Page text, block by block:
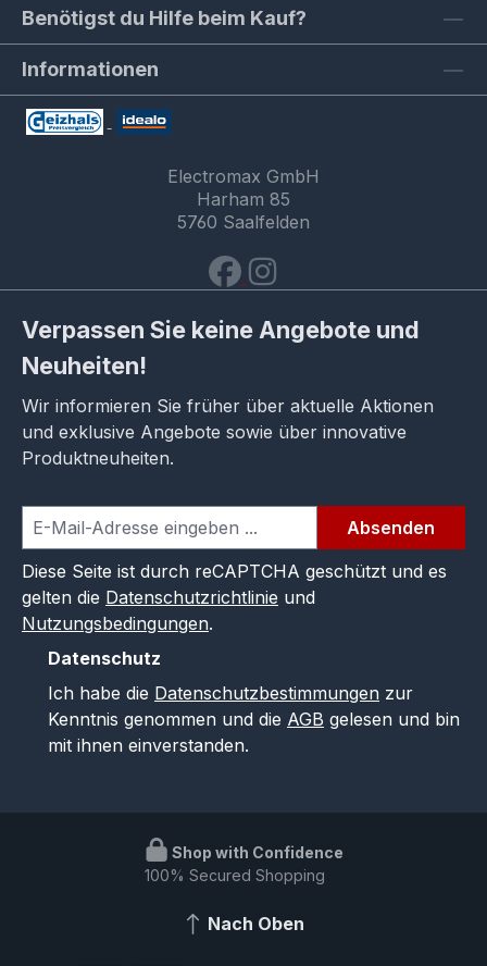
Benötigst du Hilfe beim Kauf?
Informationen
Electromax GmbH
Harham 85
5760 Saalfelden
Verpassen Sie keine Angebote und
Neuheiten!
Wir informieren Sie früher über aktuelle Aktionen
und exklusive Angebote sowie über innovative
Produktneuheiten.
Absenden
Diese Seite ist durch reCAPTCHA geschützt und es
gelten die Datenschutzrichtlinie und
Nutzungsbedingungen.
Datenschutz
Ich habe die Datenschutzbestimmungen zur
Kenntnis genommen und die AGB gelesen und bin
mit ihnen einverstanden.
Shop with Confidence
100% Secured Shopping
Nach Oben